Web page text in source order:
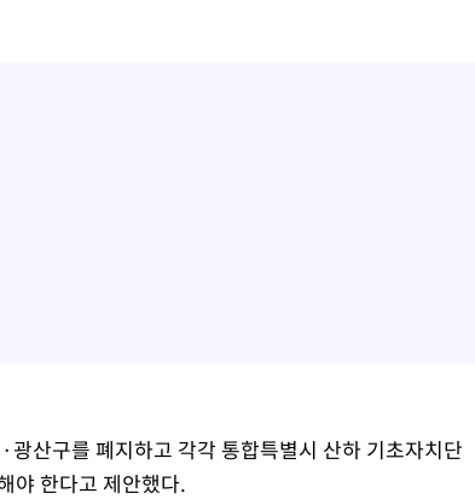
산구를 폐지하고 각각 통합특별시 산하 기초자치단
야 한다고 제안했다.